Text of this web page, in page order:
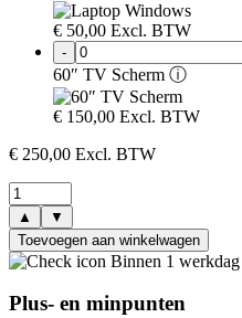
€ 50,00 Excl. BTW
-
60″ TV Scherm ⓘ
€ 150,00 Excl. BTW
€ 250,00 Excl. BTW
▲
▼
Toevoegen aan winkelwagen
Binnen 1
Plus- en minpunten